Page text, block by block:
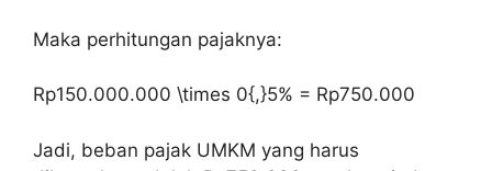
Maka perhitungan pajaknya:
Rp150.000.000 \times 0{,}5% = Rp750.000
Jadi, beban pajak UMKM yang harus